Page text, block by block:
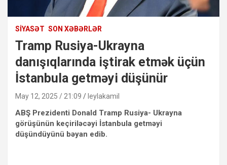
SIYASƏT SON XƏBƏRLƏR
Tramp Rusiya-Ukrayna
danışıqlarında iştirak etmək üçün
İstanbula getməyi düşünür
May 12, 2025 / 21:09 leylakamil
ABŞ Prezidenti Donald Tramp Rusiya- Ukrayna
görüşünün keçiriləcəyi İstanbula getməyi
düşündüyünü bəyan edib.